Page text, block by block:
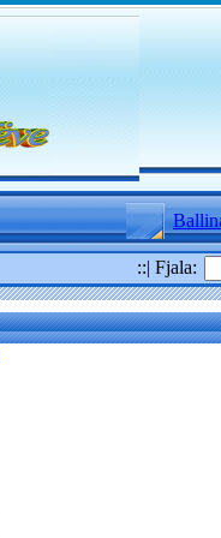
::| Fjala: